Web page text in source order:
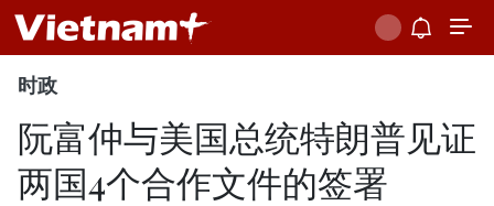
时政
阮富仲与美国总统特朗普见证
两国4个合作文件的签署